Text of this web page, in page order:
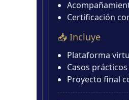
Certificación
📥 Incluye
Plataforma
Casos
Proyecto final